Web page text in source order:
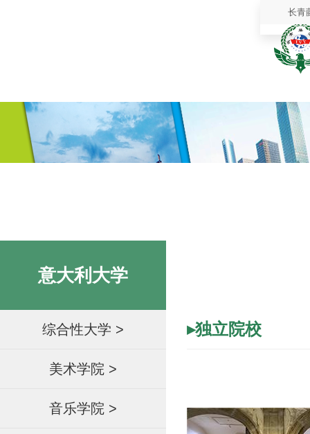
长青
意大利大学
综合性大学 >
美术学院 >
音乐学院 >
▸独立院校